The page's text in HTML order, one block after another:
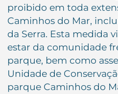
proibido em toda
Caminhos do Mar,
da Serra. Esta medida
estar da comunidade
parque, bem como
Unidade de
parque Caminhos do